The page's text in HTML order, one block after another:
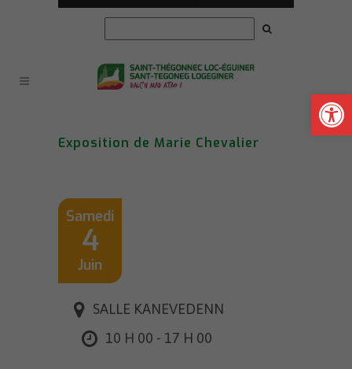
Ouvrir
Exposition de Marie Chevalier
Samedi
4
Juin
SALLE KANEVEDENN
10 H 00 - 17 H 00